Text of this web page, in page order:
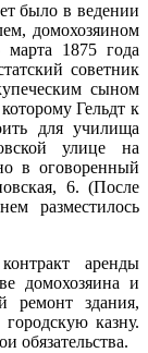
было в ведении
домохозяином
1875 года
советник
сыном
Гельдт к
для училища
улице на
в оговоренный
6. (После
разместилось
аренды
домохозяина и
ремонт здания,
казну.
обязательства.